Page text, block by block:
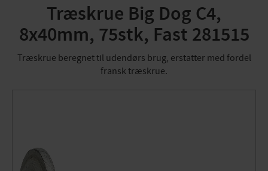
Træskrue Big Dog C4,
8x40mm, 75stk, Fast 281515
Træskrue beregnet til udendørs brug, erstatter med fordel
fransk træskrue.